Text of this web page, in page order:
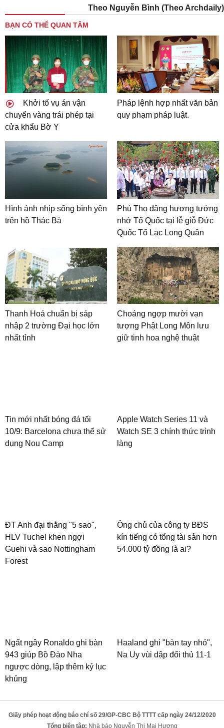
Theo Nguyễn Bình (Theo Archdaily)
BẠN CÓ THỂ QUAN TÂM
Khởi tố vụ án vận
chuyển vàng trái phép tại
cửa khẩu Bờ Y
Pháp lệnh hợp nhất văn bản
quy phạm pháp luật.
Hình ảnh nhịp sống bình yên
trên hồ Thác Bà
Phú Thọ dâng hương tưởng
nhớ Tổ Quốc tại lễ giỗ Đức
Quốc Tổ Lạc Long Quân
Thanh Hoá chuẩn bị sáp
nhập 2 trường Đại học lớn
nhất tỉnh
Choáng ngợp mười vạn
tượng Phật Long Môn lưu
giữ tinh hoa nghệ thuật
Tin mới nhất bóng đá tối
10/9: Barcelona chưa thể sử
dụng Nou Camp
Apple Watch Series 11 và
Watch SE 3 chính thức trình
làng
ĐT Anh đại thắng "5 sao",
HLV Tuchel khen ngợi
Guehi và sao Nottingham
Forest
Ông chủ của công ty BĐS
kín tiếng có tổng tài sản hơn
54.000 tỷ đồng là ai?
Ngất ngây Ronaldo ghi bàn
943 giúp Bồ Đào Nha
ngược dòng, lập thêm kỷ lục
khủng
Haaland ghi "bàn tay nhỏ",
Na Uy vùi dập đối thủ 11-1
Giấy phép hoạt động báo chí số 29/GP-CBC Bộ TTTT cấp ngày 24/12/2020
Tổng biên tập: Nhà báo Nguyễn Thị Mai Hương